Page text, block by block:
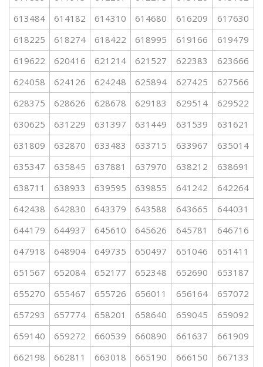
613484
614182 614310 614680 616209
617630
618225
618274 618422 618995 619166
619479
619622
620416 621214 621527 622383
623666
624058
624126 624248 625894 627425
627566
628375
628626 628678 629183 629514
629522
630625
631229 631397 631449 631539
631621
631809
632870 633483 633715 633967
635014
635347
635845 637881 637970 638212
638691
638711
638933 639595 639855 641242
642264
642438
642830 643379 643588 643665
644031
644179
644937 645610 645626 645781
646716
647918
648904 649735 650497 651046
651411
651567
652084 652177 652348 652690
653187
655270
655467 655726 656011 656164
657072
657293
657774 658201 658640 659045
659092
659140
659272 660539 660890 661637
661909
662198
662811 663018 665190 666150
667133